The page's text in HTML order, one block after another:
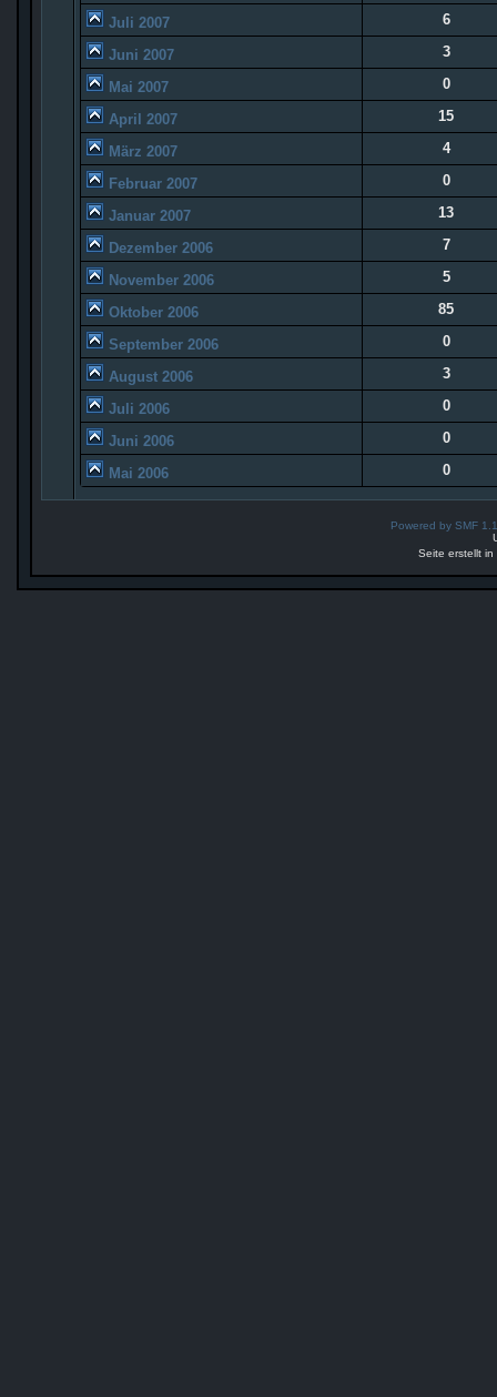
Juli 2007 6
Juni 2007 3
Mai 2007 0
April 2007 15
März 2007 4
Februar 2007 0
Januar 2007 13
Dezember 2006 7
November 2006 5
Oktober 2006 85
September 2006 0
August 2006 3
Juli 2006 0
Juni 2006 0
Mai 2006 0
Powered by SMF
Seite erstellt